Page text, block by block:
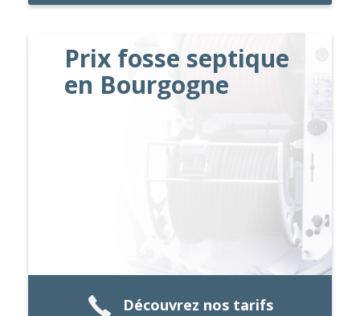
Prix fosse septique
en Bourgogne
Découvrez nos tarifs